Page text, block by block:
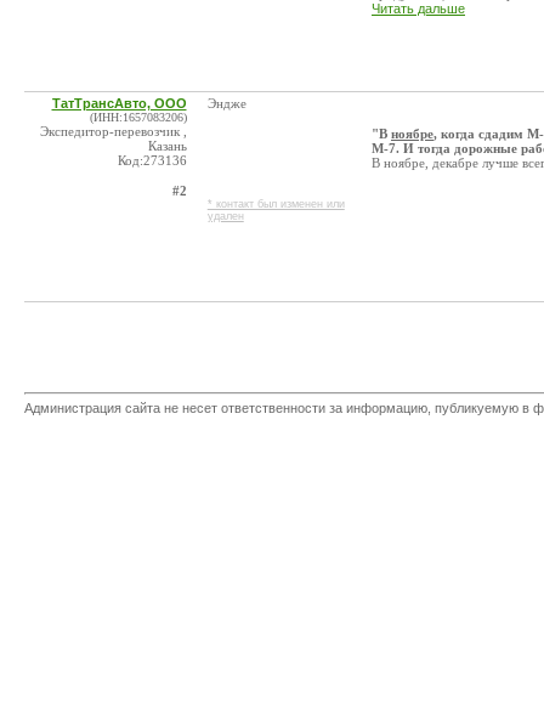
Читать дальше
ТатТрансАвто, ООО
(ИНН:1657083206)
Экспедитор-перевозчик ,
Казань
Код:273136
#2
Эндже
* контакт был изменен или
удален
"В ноябре, когда сдадим
М-7. И тогда дорожные
В ноябре, декабре лучше
Администрация сайта не несет ответственности за информацию, публикуемую